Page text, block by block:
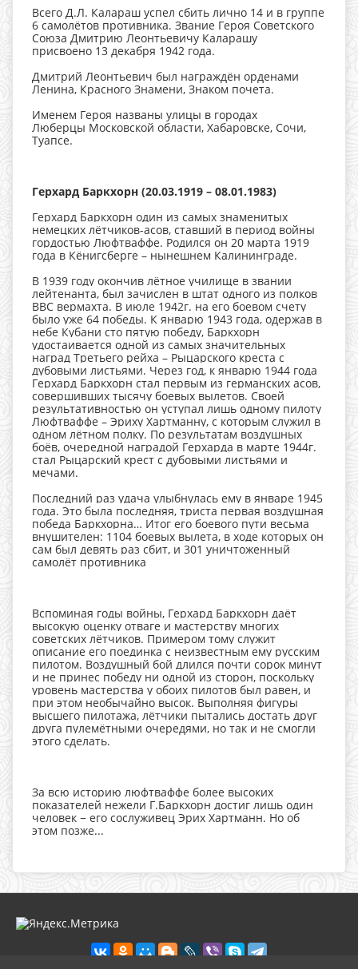
Всего Д.Л. Калараш успел сбить лично 14 и в группе
6 самолётов противника. Звание Героя Советского
Союза Дмитрию Леонтьевичу Каларашу
присвоено 13 декабря 1942 года.
Дмитрий Леонтьевич был награждён орденами
Ленина, Красного Знамени, Знаком почета.
Именем Героя названы улицы в городах
Люберцы Московской области, Хабаровске, Сочи,
Туапсе.
Герхард Баркхорн (20.03.1919 – 08.01.1983)
Герхард Баркхорн один из самых знаменитых
немецких лётчиков-асов, ставший в период войны
гордостью Люфтваффе. Родился он 20 марта 1919
года в Кёнигсберге – нынешнем Калининграде.
В 1939 году окончив лётное училище в звании
лейтенанта, был зачислен в штат одного из полков
ВВС вермахта. В июле 1942г. на его боевом счету
было уже 64 победы. К январю 1943 года, одержав в
небе Кубани сто пятую победу, Баркхорн
удостаивается одной из самых значительных
наград Третьего рейха – Рыцарского креста с
дубовыми листьями. Через год, к январю 1944 года
Герхард Баркхорн стал первым из германских асов,
совершивших тысячу боевых вылетов. Своей
результативностью он уступал лишь одному пилоту
Люфтваффе – Эриху Хартманну, с которым служил в
одном лётном полку. По результатам воздушных
боёв, очередной наградой Герхарда в марте 1944г.
стал Рыцарский крест с дубовыми листьями и
мечами.
Последний раз удача улыбнулась ему в январе 1945
года. Это была последняя, триста первая воздушная
победа Баркхорна… Итог его боевого пути весьма
внушителен: 1104 боевых вылета, в ходе которых он
сам был девять раз сбит, и 301 уничтоженный
самолёт противника
Вспоминая годы войны, Герхард Баркхорн даёт
высокую оценку отваге и мастерству многих
советских лётчиков. Примером тому служит
описание его поединка с неизвестным ему русским
пилотом. Воздушный бой длился почти сорок минут
и не принес победу ни одной из сторон, поскольку
уровень мастерства у обоих пилотов был равен, и
при этом необычайно высок. Выполняя фигуры
высшего пилотажа, лётчики пытались достать друг
друга пулемётными очередями, но так и не смогли
этого сделать.
За всю историю люфтваффе более высоких
показателей нежели Г.Баркхорн достиг лишь один
человек − его сослуживец Эрих Хартманн. Но об
этом позже...